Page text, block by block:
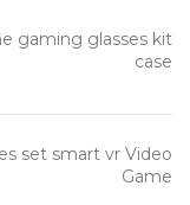
gaming glasses kit
case
set smart vr Video
Game